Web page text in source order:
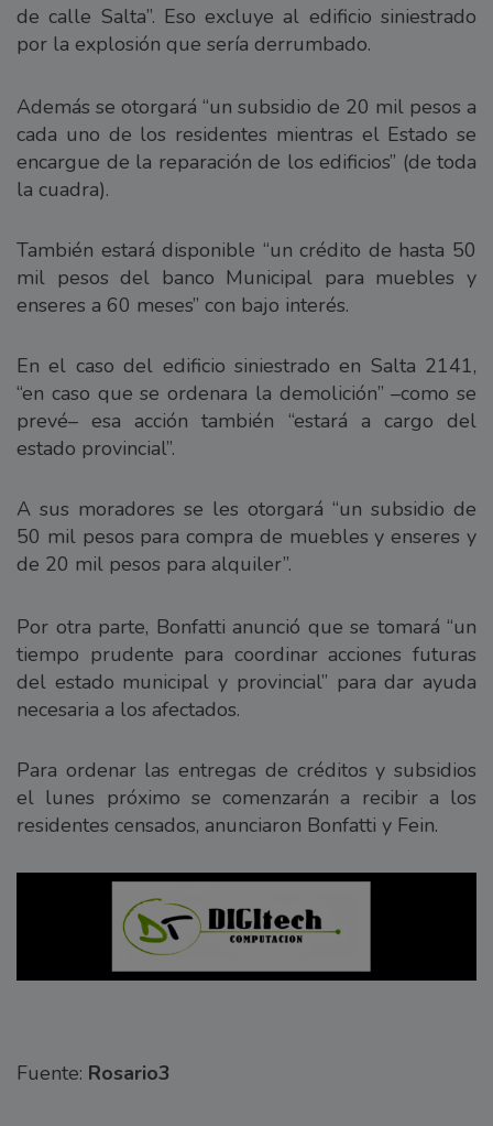
de calle Salta”. Eso excluye al edificio siniestrado
por la explosión que sería derrumbado.
Además se otorgará “un subsidio de 20 mil pesos a
cada uno de los residentes mientras el Estado se
encargue de la reparación de los edificios” (de toda
la cuadra).
También estará disponible “un crédito de hasta 50
mil pesos del banco Municipal para muebles y
enseres a 60 meses” con bajo interés.
En el caso del edificio siniestrado en Salta 2141,
“en caso que se ordenara la demolición” –como se
prevé– esa acción también “estará a cargo del
estado provincial”.
A sus moradores se les otorgará “un subsidio de
50 mil pesos para compra de muebles y enseres y
de 20 mil pesos para alquiler”.
Por otra parte, Bonfatti anunció que se tomará “un
tiempo prudente para coordinar acciones futuras
del estado municipal y provincial” para dar ayuda
necesaria a los afectados.
Para ordenar las entregas de créditos y subsidios
el lunes próximo se comenzarán a recibir a los
residentes censados, anunciaron Bonfatti y Fein.
Fuente: Rosario3